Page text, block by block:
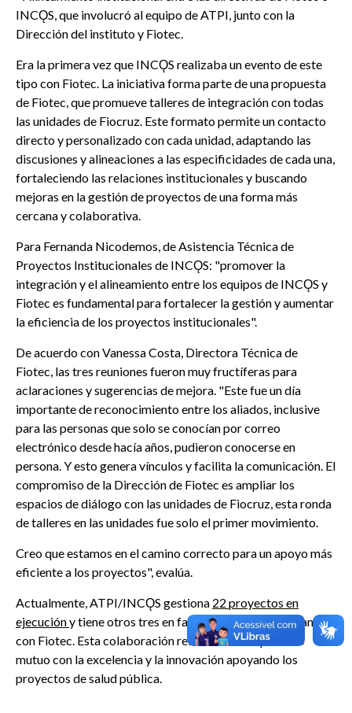
INCǪS, que involucró al equipo de ATPI, junto con la
Dirección del instituto y Fiotec.
Era la primera vez que INCǪS realizaba un evento de este
tipo con Fiotec. La iniciativa forma parte de una propuesta
de Fiotec, que promueve talleres de integración con todas
las unidades de Fiocruz. Este formato permite un contacto
directo y personalizado con cada unidad, adaptando las
discusiones y alineaciones a las especificidades de cada una,
fortaleciendo las relaciones institucionales y buscando
mejoras en la gestión de proyectos de una forma más
cercana y colaborativa.
Para Fernanda Nicodemos, de Asistencia Técnica de
Proyectos Institucionales de INCǪS: "promover la
integración y el alineamiento entre los equipos de INCǪS y
Fiotec es fundamental para fortalecer la gestión y aumentar
la eficiencia de los proyectos institucionales".
De acuerdo con Vanessa Costa, Directora Técnicade
Fiotec, las tres reuniones fueron muy fructíferas para
aclaraciones y sugerencias de mejora. "Este fue un día
importante de reconocimiento entre los aliados, inclusive
para las personas que solo se conocían por correo
electrónico desde hacía años, pudieron conocerse en
persona. Y esto genera vínculos y facilita la comunicación. El
compromiso de la Dirección de Fiotec es ampliar los
espacios de diálogo con las unidades de Fiocruz, esta ronda
de talleres en las unidades fue solo el primer movimiento.
Creo que estamos en el camino correcto para un apoyo más
eficiente a los proyectos", evalúa.
Actualmente, ATPI/INCǪS gestiona 22 proyectos en
ejecucióny tiene otros tres en fase de iniciación, en alianza
con Fiotec. Esta colaboración refuerza el compromiso
mutuo con la excelencia y la innovación apoyando los
proyectos de salud pública.